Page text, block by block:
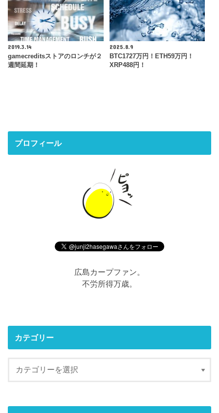
2019.3.14
gamecreditsストアのロンチが２
週間延期！
2025.8.9
BTC1727万円！ETH59万円！
XRP488円！
プロフィール
広島カープファン。
不労所得万歳。
カテゴリー